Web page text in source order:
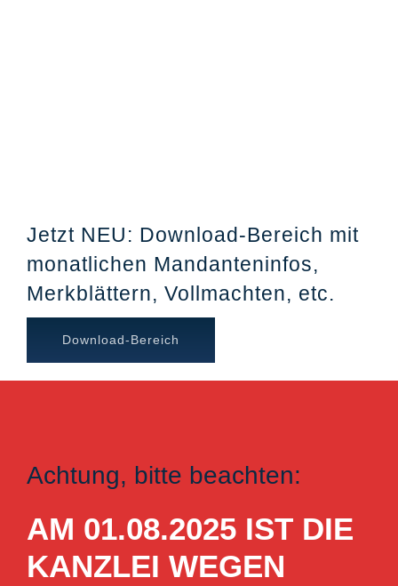
Jetzt NEU: Download-Bereich mit
monatlichen Mandanteninfos,
Merkblättern, Vollmachten, etc.
Download-Bereich
Achtung, bitte beachten:
AM 01.08.2025 IST DIE
KANZLEI WEGEN